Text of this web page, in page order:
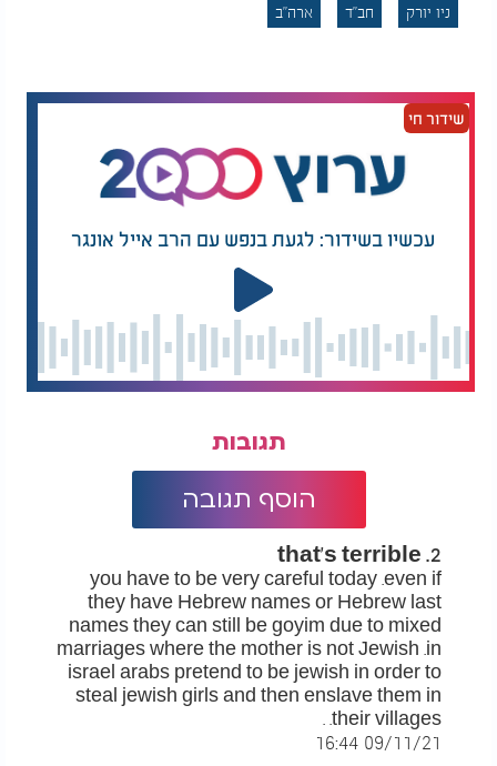
הקמפוס היה מושבת, הוא החל היכרות וירטואלית עם
הציג עצמו בפרופיל כיהודי שומר תורה ומצוות, וכאשר
הקשר העמיק, הבחורה פנתה אלינו לבדוק ולתהות על
קנקנו. השבנו, אנוכי ורעייתי, כי על פי מה שראינו
בפעמים הספורות שהוא הגיע לסעודת שבת או לתפילה,
שאורח חייו אינו משקף חיים של יהודי דתי שומר תורה
"כפי שאנו אמונים, על יסודי התורה וההלכה, ורוח
חסידות חב"ד המקפידה על קלה כבחמורה, רב מורה
הוראה שעומד לסדר קידושין לבני זוג יהודיים, עליו
לברר היטב את זהותם היהודית של החתן והכלה קודם
שהוא מסכים לקדש את בני הזוג. על הרב לברר
ששניהם רווקים (או כשירים להינשא מחדש לאחר
לכתחילה, על מנת שיוכלו להינשא זה לזו. לא היינו
הנוכחות שלנו, כפי שנראית בתמונות או בקטעי הוידאו,
היתה היענות לבקשה ידידותית מגב' שרה זעפרני
רעייתו של הרב מסדר הקידושין, וזאת בהנחה
(שמתבררת לדאבון לב, כמוטעית) שהרב עשה את
המוטל עליו כדת משה וישראל", הוסיף.
לדבריו, "בני משפחת הכלה, פנו אל הרב עזרא זעפרני
מליקווד ניו ג'רזי על מנת שיסדר את הקידושין לבני
הזוג. הוא אף הכין את הכתובה, אולם כנראה בגלל חוסר
יכולת להיות נוכח במקום, מינה את בנו הרב דוד זעפרני
להיות מסדר הקידושין בפועל. לא הרב עזרא ולא בנו
ניו יורק חב"ד ארה"ב
שידור חי
עכשיו בשידור: לגעת בנפש עם הרב אייל אונגר
תגובות
הוסף תגובה
2. that's terrible
you have to be very careful today .even if
they have Hebrew names or Hebrew last
names they can still be goyim due to mixed
marriages where the mother is not Jewish .in
israel arabs pretend to be jewish in order to
steal jewish girls and then enslave them in
their villages. .
09/11/21 16:44